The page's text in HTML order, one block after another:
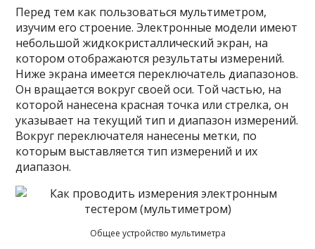
Перед тем как пользоваться мультиметром,
изучим его строение. Электронные модели имеют
небольшой жидкокристаллический экран, на
котором отображаются результаты измерений.
Ниже экрана имеется переключатель диапазонов.
Он вращается вокруг своей оси. Той частью, на
которой нанесена красная точка или стрелка, он
указывает на текущий тип и диапазон измерений.
Вокруг переключателя нанесены метки, по
которым выставляется тип измерений и их
диапазон.
Общее устройство мультиметра